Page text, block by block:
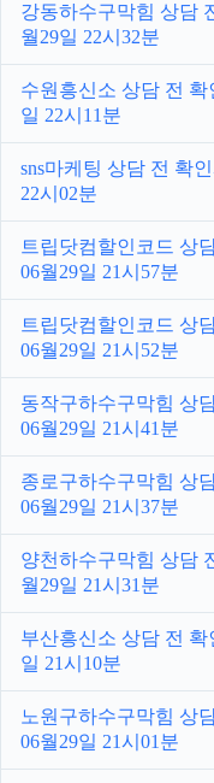
강동하수구막힘 상담
월29일 22시32분
수원흥신소 상담 전 확
일 22시11분
sns마케팅 상담 전 확
22시02분
트립닷컴할인코드 상
06월29일 21시57분
트립닷컴할인코드 상
06월29일 21시52분
동작구하수구막힘 상
06월29일 21시41분
종로구하수구막힘 상
06월29일 21시37분
양천하수구막힘 상담
월29일 21시31분
부산흥신소 상담 전 확
일 21시10분
노원구하수구막힘 상
06월29일 21시01분